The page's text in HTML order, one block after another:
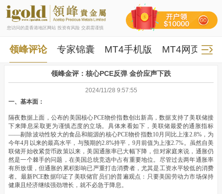
您访问的是香港地区网站 投资有风险 交易需谨慎
领峰评论 专家锦囊 MT4手机版 MT4网页版
领峰金评：核心PCE反弹 金价应声下跌
2024/11/28 9:57:55
一、基本面：
隔夜数据上面，公布的美国核心PCE物价指数创出新高，数据支持了美联储接
下来降息采取更为谨慎态度的立场。具体来看如下，美联储最爱的通胀指标
——剔除波动性较大的食品和能源的核心PCE物价指数10月同比上涨2.8%，为
今年4月以来的最高水平，与预期的2.8%持平，9月前值为上涨2.7%。虽然自美
联储开始收紧货币政策以来，美国通胀率已大幅下降，但对家庭来说，通胀仍
然是一个棘手的问题，在美国总统竞选中占有重要地位。尽管过去两年通胀率
有所放缓，但通胀的累积影响已严重打击消费者，尤其是工资水平较低的消费
者。最新PCE数据印证了美联储官员们的普遍观点：只要美国劳动力市场保持
健康且经济继续强劲增长，就不必急于降息。